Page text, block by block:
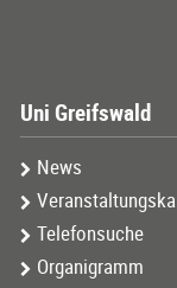
Uni Greifswald
News
Telefonsuche
Organigramm